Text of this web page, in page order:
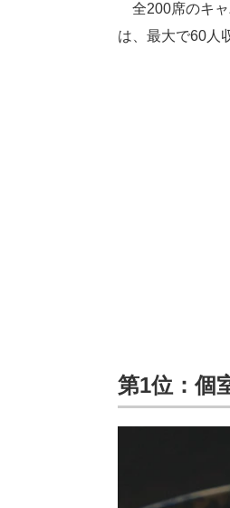
全200席のキャ
は、最大で60人
第1位：個